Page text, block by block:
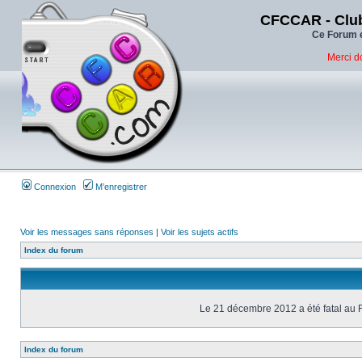
CFCCAR -
Ce Forum
Merci
Connexion M’enregistrer
Voir les messages sans réponses | Voir les sujets actifs
Index du forum
Le 21 décembre 2012 a été fatal au
Index du forum